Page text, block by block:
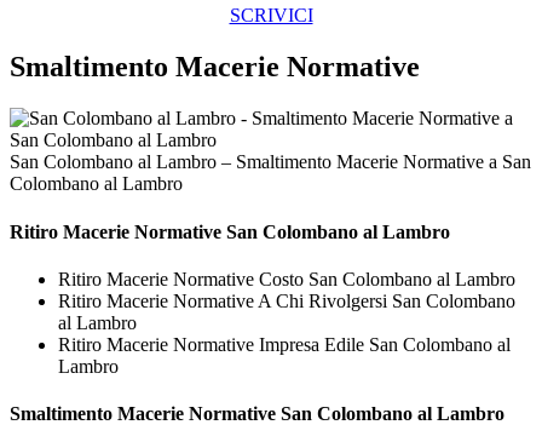
SCRIVICI
Smaltimento Macerie Normative
San Colombano al Lambro – Smaltimento Macerie Normative a San
Colombano al Lambro
Ritiro Macerie Normative San Colombano al Lambro
Ritiro Macerie Normative Costo San Colombano al Lambro
Ritiro Macerie Normative A Chi Rivolgersi San Colombano
al Lambro
Ritiro Macerie Normative Impresa Edile San Colombano al
Lambro
Smaltimento Macerie Normative San Colombano al Lambro